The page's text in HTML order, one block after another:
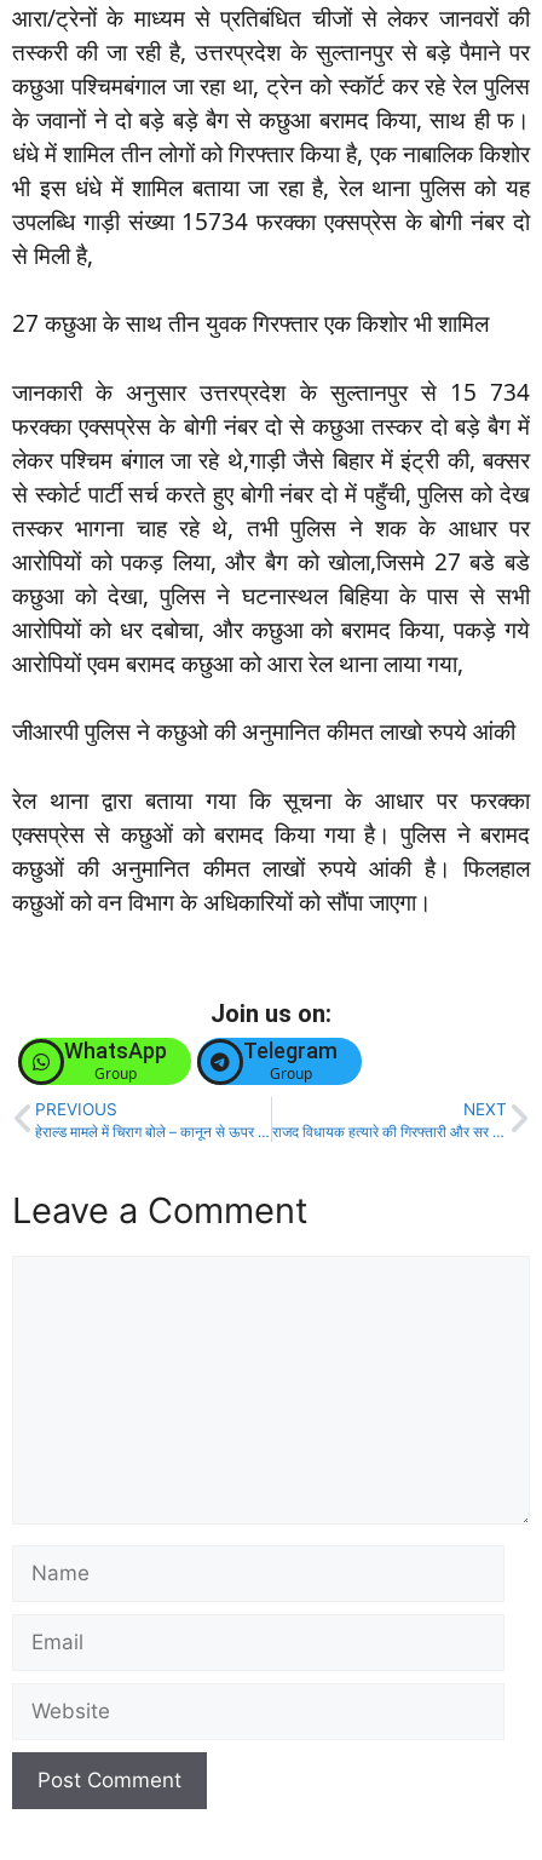
आरा/ट्रेनों के माध्यम से प्रतिबंधित चीजों से लेकर जानवरों की
तस्करी की जा रही है, उत्तरप्रदेश के सुल्तानपुर से बड़े पैमाने पर
कछुआ पश्चिमबंगाल जा रहा था, ट्रेन को स्कॉर्ट कर रहे रेल पुलिस
के जवानों ने दो बड़े बड़े बैग से कछुआ बरामद किया, साथ ही फ।
धंधे में शामिल तीन लोगों को गिरफ्तार किया है, एक नाबालिक किशोर
भी इस धंधे में शामिल बताया जा रहा है, रेल थाना पुलिस को यह
उपलब्धि गाड़ी संख्या 15734 फरक्का एक्सप्रेस के बोगी नंबर दो
से मिली है,
27 कछुआ के साथ तीन युवक गिरफ्तार एक किशोर भी शामिल
जानकारी के अनुसार उत्तरप्रदेश के सुल्तानपुर से 15 734
फरक्का एक्सप्रेस के बोगी नंबर दो से कछुआ तस्कर दो बड़े बैग में
लेकर पश्चिम बंगाल जा रहे थे,गाड़ी जैसे बिहार में इंट्री की, बक्सर
से स्कोर्ट पार्टी सर्च करते हुए बोगी नंबर दो में पहुँची, पुलिस को देख
तस्कर भागना चाह रहे थे, तभी पुलिस ने शक के आधार पर
आरोपियों को पकड़ लिया, और बैग को खोला,जिसमे 27 बडे बडे
कछुआ को देखा, पुलिस ने घटनास्थल बिहिया के पास से सभी
आरोपियों को धर दबोचा, और कछुआ को बरामद किया, पकड़े गये
आरोपियों एवम बरामद कछुआ को आरा रेल थाना लाया गया,
जीआरपी पुलिस ने कछुओ की अनुमानित कीमत लाखो रुपये आंकी
रेल थाना द्वारा बताया गया कि सूचना के आधार पर फरक्का
एक्सप्रेस से कछुओं को बरामद किया गया है। पुलिस ने बरामद
कछुओं की अनुमानित कीमत लाखों रुपये आंकी है। फिलहाल
कछुओं को वन विभाग के अधिकारियों को सौंपा जाएगा।
Join us on:
WhatsApp
Group
Telegram
Group
PREVIOUS
हेराल्ड मामले में चिराग बोले – कानून से ऊपर कोई नहीं, विपक्ष बिखराव और नेतृत्व की लड़ाई में उलझा है!
NEXT
राजद विधायक हत्यारे की गिरफ्तारी और सर की बरामदगी नहीं होने पर दिखे आक्रामक!
Leave a Comment